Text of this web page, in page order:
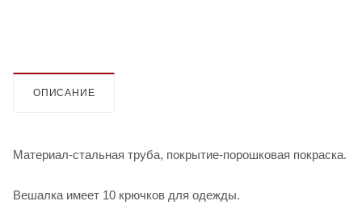
ОПИСАНИЕ
Материал-стальная труба, покрытие-порошковая покраска.
Вешалка имеет 10 крючков для одежды.